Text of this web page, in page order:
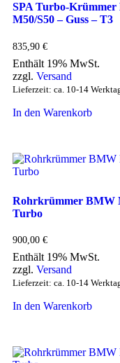
SPA Turbo-
M50/S50 – Guss – T3
835,90 €
Enthält 19% MwSt.
zzgl. Versand
Lieferzeit: ca. 10-14
In den Warenkorb
Rohrkrümmer BMW
Turbo
900,00 €
Enthält 19% MwSt.
zzgl. Versand
Lieferzeit: ca. 10-14
In den Warenkorb